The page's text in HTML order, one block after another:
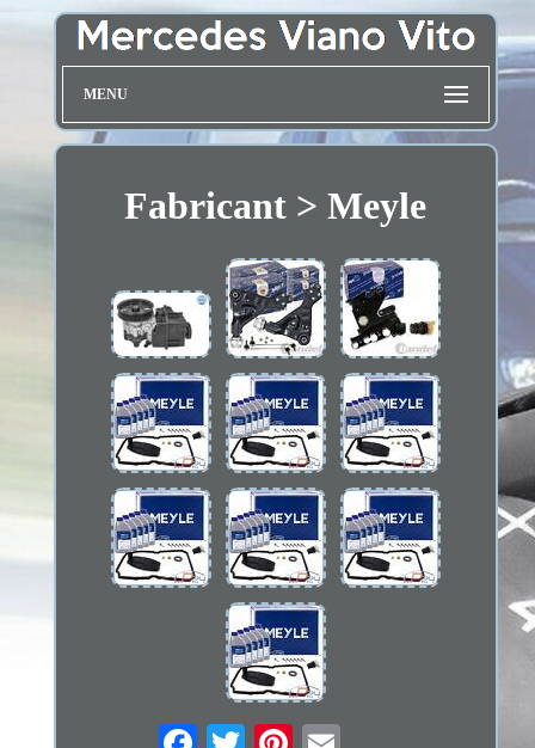
MENU
Fabricant > Meyle